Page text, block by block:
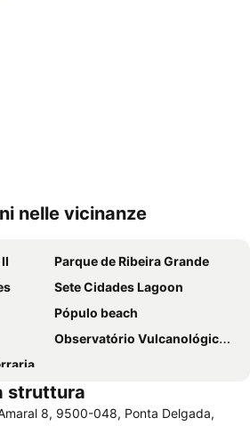
nelle vicinanze
Parque de Ribeira Grande
Sete Cidades Lagoon
Pópulo beach
Observatório Vulcanológico dos Açores
struttura
8, 9500-048, Ponta Delgada,